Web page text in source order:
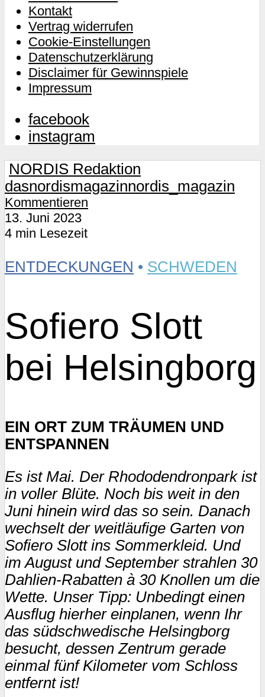
Kontakt
Vertrag widerrufen
Cookie-Einstellungen
Datenschutzerklärung
Disclaimer für Gewinnspiele
Impressum
facebook
instagram
NORDIS Redaktion
dasnordismagazinnordis_magazin
Kommentieren
13. Juni 2023
4 min Lesezeit
ENTDECKUNGEN • SCHWEDEN
Sofiero Slott
bei Helsingborg
EIN ORT ZUM TRÄUMEN UND
ENTSPANNEN
Es ist Mai. Der Rhododendronpark ist
in voller Blüte. Noch bis weit in den
Juni hinein wird das so sein. Danach
wechselt der weitläufige Garten von
Sofiero Slott ins Sommerkleid. Und
im August und September strahlen 30
Dahlien-Rabatten à 30 Knollen um die
Wette. Unser Tipp: Unbedingt einen
Ausflug hierher einplanen, wenn Ihr
das südschwedische Helsingborg
besucht, dessen Zentrum gerade
einmal fünf Kilometer vom Schloss
entfernt ist!